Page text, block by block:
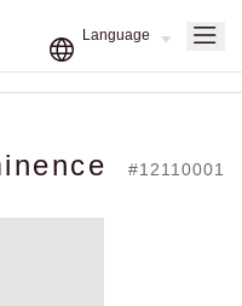
#12110001